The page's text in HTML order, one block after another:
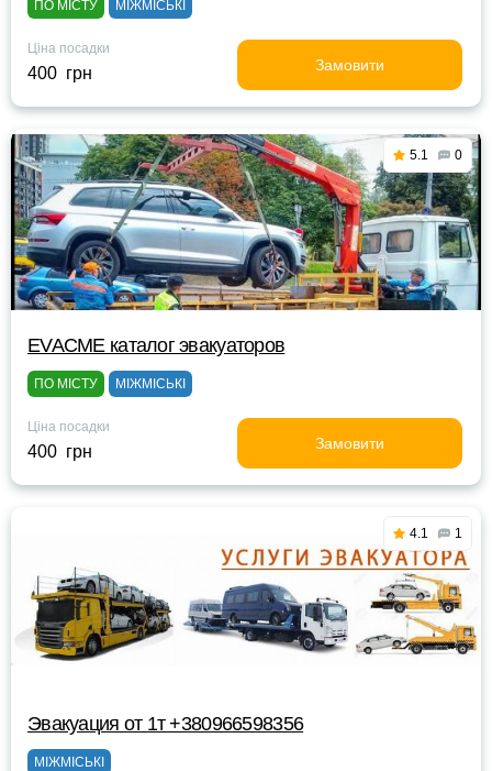
ПО МІСТУ МІЖМІСЬКІ
Ціна посадки
400 грн Замовити
5.1 0
EVACME каталог эвакуаторов
ПО МІСТУ МІЖМІСЬКІ
Ціна посадки
400 грн Замовити
4.1 1
Эвакуация от 1т +380966598356
МІЖМІСЬКІ